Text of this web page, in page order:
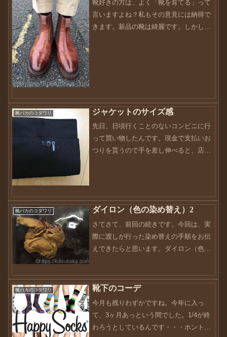
靴好きの方は、よく「靴を育てる」って
言いますよね？私もその意見には納得で
きます。新品の靴は綺麗です。しかし、
靴バカのコダワリ ジャケットのサイズ感
先日、日頃行くことのないコンビニに行
って買い物したんです。現金で支払いお
つりを貰うので手を差し伸べると、店員
んーじゃりんーって落ちま...
靴バカのコダワリ ダイロン（色の染め替え）2
さてさて、前回の続きです。今回は、実
際に渡しが行った染め替えの手順をお伝
えできたらと思います。ダイロン（色の
いう染料を使って染めていきます。今
靴バカのコダワリ 靴下のコーデ
今月も残りわずかですね。今年に入っ
て、3ヶ月あっという間でした。1/4が終
わろうとしているんです・・・ホント早